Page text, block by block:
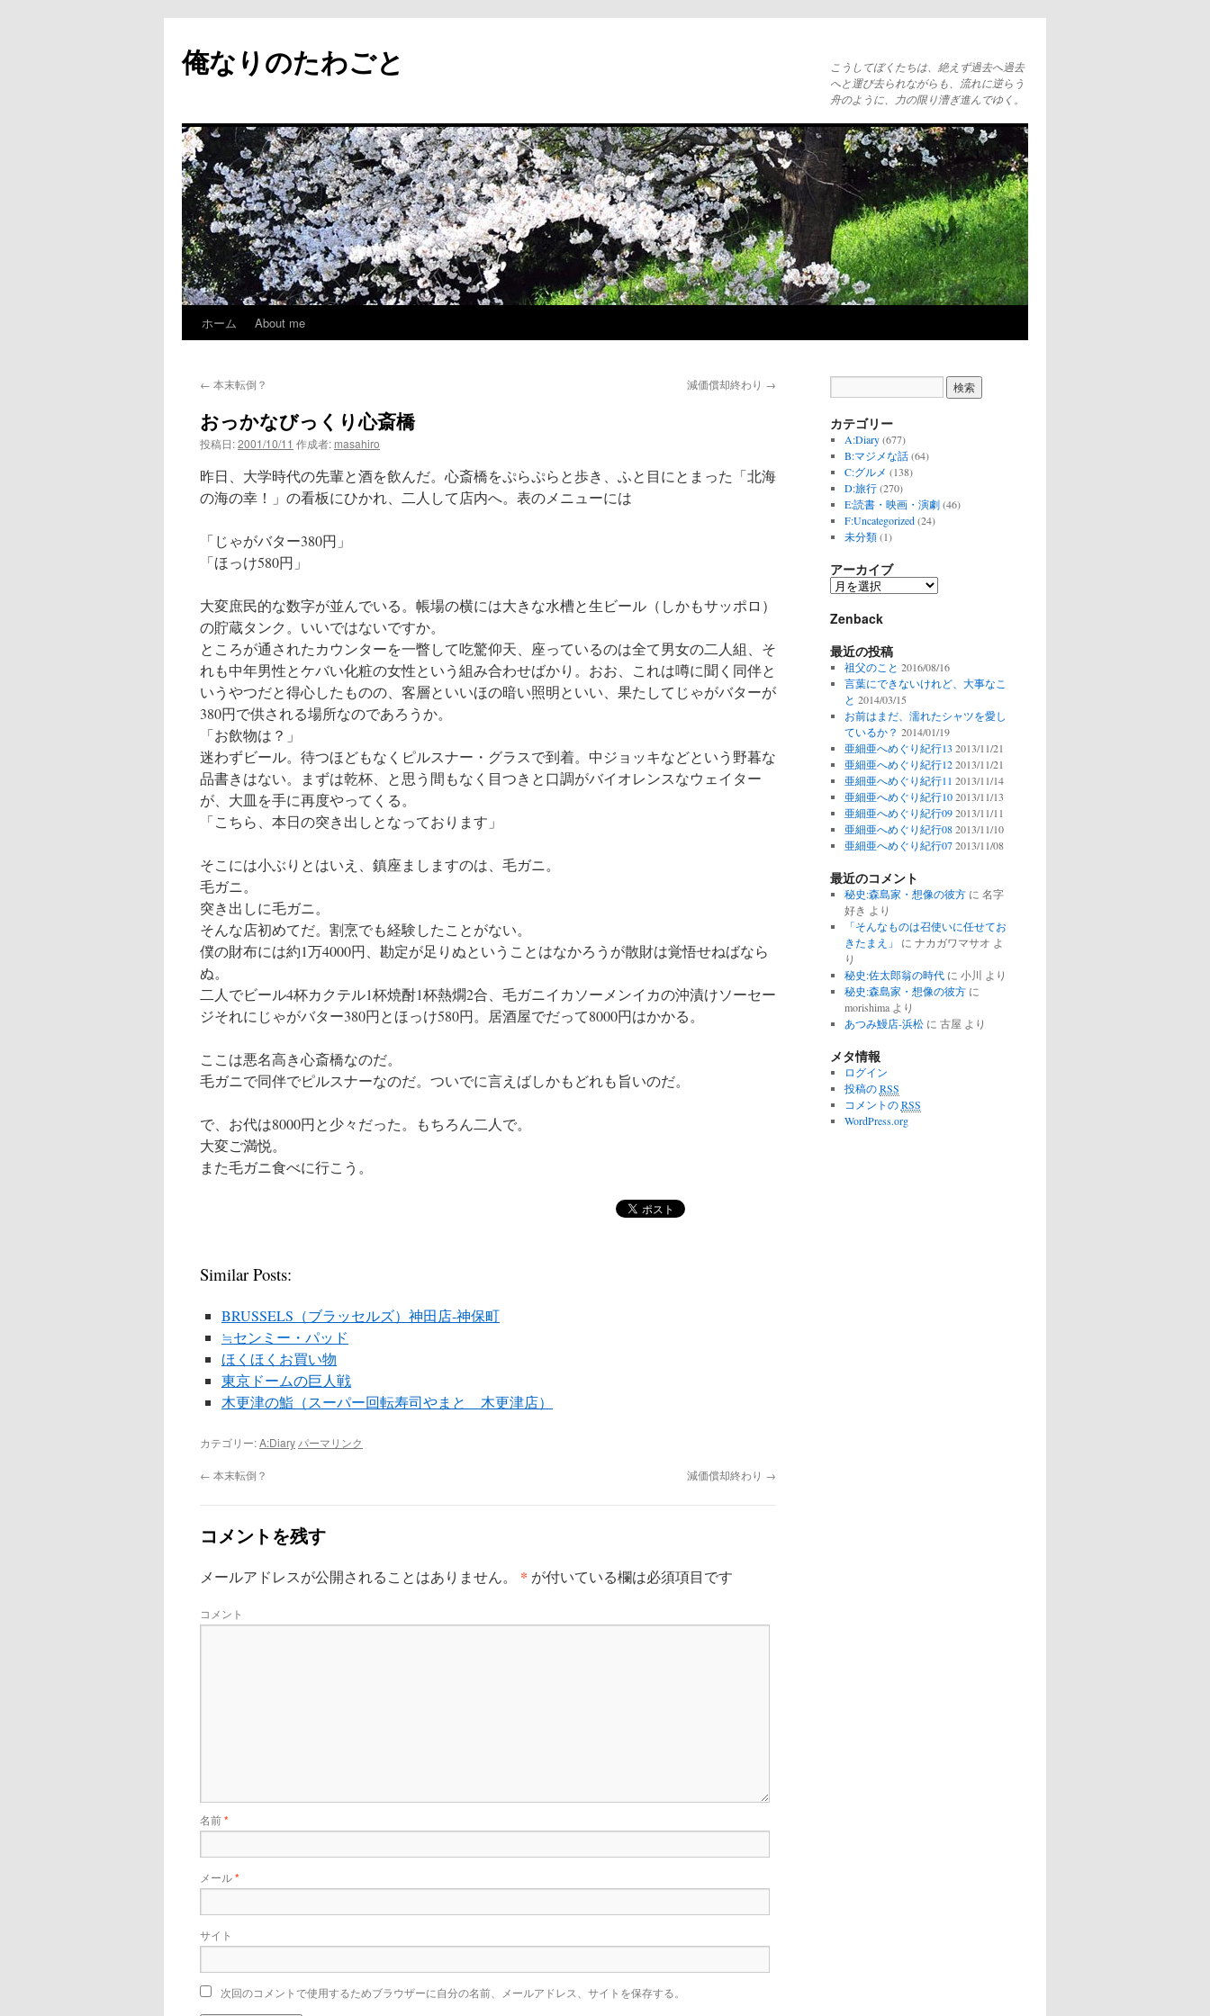
俺なりのたわごと
こうしてぼくたちは、絶えず過去へ過去
へと運び去られながらも、流れに逆らう
舟のように、力の限り漕ぎ進んでゆく。
テ
ン
へ
プ
ホーム About me
← 本末転倒？ 減価償却終わり →
おっかなびっくり心斎橋
投稿日:2001/10/11 作成者: masahiro
昨日、大学時代の先輩と酒を飲んだ。心斎橋をぷらぷらと歩き、ふと目にとまった「北海
の海の幸！」の看板にひかれ、二人して店内へ。表のメニューには
「じゃがバター380円」
「ほっけ580円」
大変庶民的な数字が並んでいる。帳場の横には大きな水槽と生ビール（しかもサッポロ）
の貯蔵タンク。いいではないですか。
ところが通されたカウンターを一瞥して吃驚仰天、座っているのは全て男女の二人組、そ
れも中年男性とケバい化粧の女性という組み合わせばかり。おお、これは噂に聞く同伴と
いうやつだと得心したものの、客層といいほの暗い照明といい、果たしてじゃがバターが
380円で供される場所なのであろうか。
「お飲物は？」
迷わずビール。待つほどもなくピルスナー・グラスで到着。中ジョッキなどという野暮な
品書きはない。まずは乾杯、と思う間もなく目つきと口調がバイオレンスなウェイター
が、大皿を手に再度やってくる。
「こちら、本日の突き出しとなっております」
そこには小ぶりとはいえ、鎮座ましますのは、毛ガニ。
毛ガニ。
突き出しに毛ガニ。
そんな店初めてだ。割烹でも経験したことがない。
僕の財布には約1万4000円、勘定が足りぬということはなかろうが散財は覚悟せねばなら
ぬ。
二人でビール4杯カクテル1杯焼酎1杯熱燗2合、毛ガニイカソーメンイカの沖漬けソーセー
ジそれにじゃがバター380円とほっけ580円。居酒屋でだって8000円はかかる。
ここは悪名高き心斎橋なのだ。
毛ガニで同伴でピルスナーなのだ。ついでに言えばしかもどれも旨いのだ。
で、お代は8000円と少々だった。もちろん二人で。
大変ご満悦。
また毛ガニ食べに行こう。
Similar Posts:
BRUSSELS（ブラッセルズ）神田店-神保町
≒センミー・パッド
ほくほくお買い物
東京ドームの巨人戦
木更津の鮨（スーパー回転寿司やまと 木更津店）
カテゴリー:A:Diary パーマリンク
← 本末転倒？ 減価償却終わり →
コメントを残す
メールアドレスが公開されることはありません。 * が付いている欄は必須項目です
コメント
名前*
メール*
サイト
次回のコメントで使用するためブラウザーに自分の名前、メールアドレス、サイトを保存する。
カテゴリー
A:Diary(677)
B:マジメな話(64)
C:グルメ (138)
D:旅行(270)
E:読書・映画・演劇(46)
F:Uncategorized(24)
未分類(1)
アーカイブ
ア
カ
ブ
Zenback
最近の投稿
祖父のこと 2016/08/16
言葉にできないけれど、大事なこ
と 2014/03/15
お前はまだ、濡れたシャツを愛し
ているか？ 2014/01/19
亜細亜へめぐり紀行13 2013/11/21
亜細亜へめぐり紀行12 2013/11/21
亜細亜へめぐり紀行11 2013/11/14
亜細亜へめぐり紀行10 2013/11/13
亜細亜へめぐり紀行09 2013/11/11
亜細亜へめぐり紀行08 2013/11/10
亜細亜へめぐり紀行07 2013/11/08
最近のコメント
秘史:森島家・想像の彼方に 名字
好き より
「そんなものは召使いに任せてお
きたまえ」
に ナカガワマサオ よ
り
秘史:佐太郎翁の時代に 小川 より
秘史:森島家・想像の彼方に
morishimaより
あつみ鰻店-浜松に 古屋 より
メタ情報
ログイン
投稿のRSS
コメントのRSS
WordPress.org